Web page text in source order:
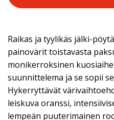
Raikas ja tyylikäs jälki-
painovärit toistavasta
monikerroksinen
suunnittelema ja se sopii
Hykerryttävät
leiskuva oranssi,
lempeän puuterimainen